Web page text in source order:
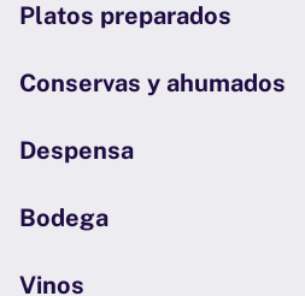
Platos preparados
Conservas y ahumados
Despensa
Bodega
Vinos